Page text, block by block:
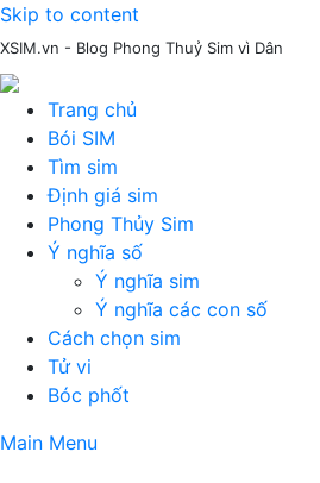
Skip to content
XSIM.vn - Blog Phong Thuỷ Sim vì Dân
Trang chủ
Bói SIM
Tìm sim
Định giá sim
Phong Thủy Sim
Ý nghĩa số
Ý nghĩa sim
Ý nghĩa các con số
Cách chọn sim
Tử vi
Bóc phốt
Main Menu